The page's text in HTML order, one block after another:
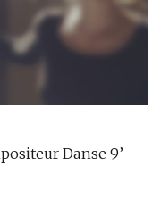
Danse 9’ –